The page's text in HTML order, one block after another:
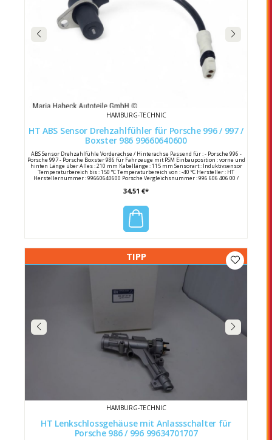
HAMBURG-TECHNIC
HT ABS Sensor Drehzahlfühler für Porsche 996 / 997 /
Boxster 986 99660640600
ABS Sensor Drehzahlfühle Vorderachse / Hinterachse Passend für : - Porsche 996 -
Porsche 997 - Porsche Boxster 986 für Fahrzeuge mit PSM Einbauposition : vorne und
hinten Länge über Alles : 210 mm Kabellänge : 115 mm Sensorart : Induktivsensor
Temperaturbereich bis : 150 °C Temperaturbereich von : -40 °C Hersteller : HT
Herstellernummer : 99660640600 Porsche Vergleichsnummer : 996 606 406 00 /
34,51 €*
TIPP
HAMBURG-TECHNIC
HT Lenkschlossgehäuse mit Anlassschalter für
Porsche 986 / 996 99634701707